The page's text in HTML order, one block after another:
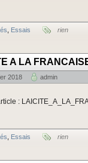
Essais rien
A LA
2018 admin
:
Essais rien